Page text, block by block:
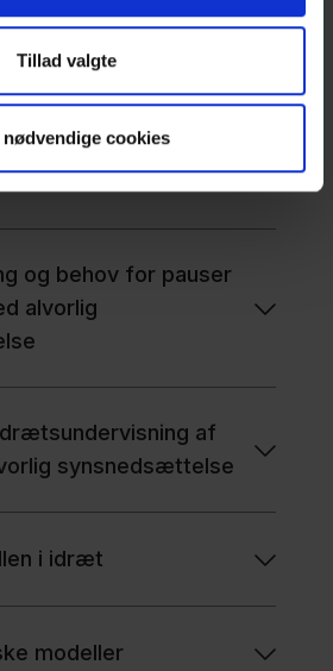
Tillad valgte
nødvendige cookies
en alvorlig
erfaringer i
og behov for pauser
alvorlig
af
synsnedsættelse
i idræt
modeller